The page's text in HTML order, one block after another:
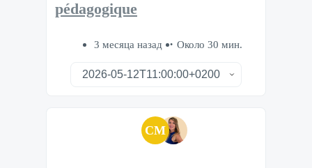
pédagogique
3 месяца назад Около 30 мин.
CM